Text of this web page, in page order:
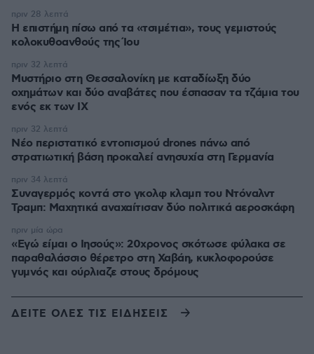
Η επιστήμη πίσω από τα «τσιμέτια», τους γεμιστούς
κολοκυθοανθούς της Ίου
πριν 28 λεπτά
Μυστήριο στη Θεσσαλονίκη με καταδίωξη δύο
οχημάτων και δύο αναβάτες που έσπασαν τα τζάμια του
ενός εκ των ΙΧ
πριν 32 λεπτά
Νέο περιστατικό εντοπισμού drones πάνω από
στρατιωτική βάση προκαλεί ανησυχία στη Γερμανία
πριν 32 λεπτά
Συναγερμός κοντά στο γκολφ κλαμπ του Ντόναλντ
Τραμπ: Μαχητικά αναχαίτισαν δύο πολιτικά αεροσκάφη
πριν 34 λεπτά
«Εγώ είμαι ο Ιησούς»: 20χρονος σκότωσε φύλακα σε
παραθαλάσσιο θέρετρο στη Χαβάη, κυκλοφορούσε
γυμνός και ούρλιαζε στους δρόμους
πριν μία ώρα
ΔΕΙΤΕ ΟΛΕΣ ΤΙΣ ΕΙΔΗΣΕΙΣ